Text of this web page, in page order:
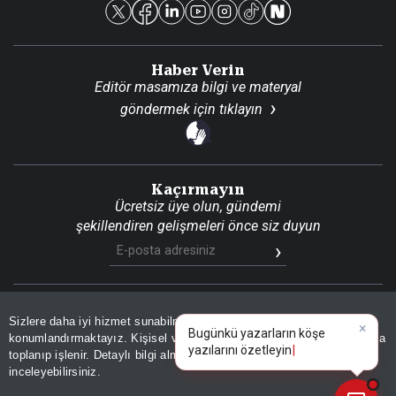
Sizlere daha iyi hizmet sunabilmek adına sitemizde
konumlandırmaktayız. Kişisel verileriniz, KVKK ve GDPR kapsamında
toplanıp işlenir. Detaylı bilgi almak içinAydınlatma Metnimizi
inceleyebilirsiniz.
Haber Verin
Editör masamıza bilgi ve materyal
göndermek için tıklayın
Kaçırmayın
Ücretsiz üye olun, gündemi
şekillendiren gelişmeleri önce siz duyun
© 2026 İhlas Medya Grubu. Tüm Hakları Saklıdır
Son DakikaSite HaritasıRSSKVKK Aydınlatma Metni
Gizlilik PolitikasıÇerez Politikası ×
Bugünkü yazarların köşe
yazılarını özetleyin!